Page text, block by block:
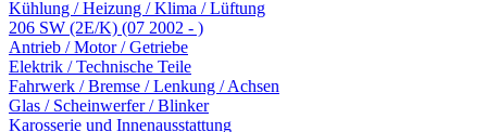
Kühlung / Heizung / Klima / Lüftung
206 SW (2E/K) (07 2002 - )
Antrieb / Motor / Getriebe
Elektrik / Technische Teile
Fahrwerk / Bremse / Lenkung / Achsen
Glas / Scheinwerfer / Blinker
Karosserie und Innenausstattung